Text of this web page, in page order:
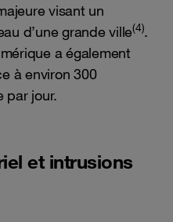
visant un
d’une grande ville(4).
a également
à environ 300
par jour.
et intrusions